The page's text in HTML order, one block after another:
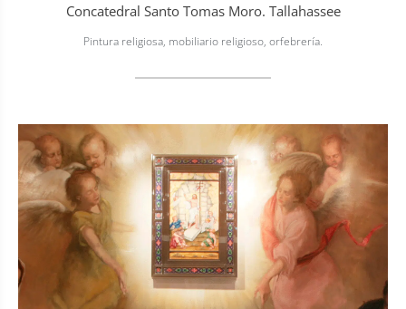
Concatedral Santo Tomas Moro. Tallahassee
Pintura religiosa, mobiliario religioso, orfebrería.